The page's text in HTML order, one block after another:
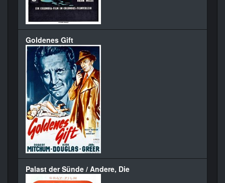
Goldenes Gift
Palast der Sünde / Andere, Die